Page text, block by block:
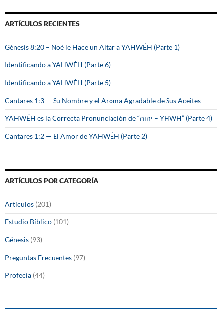
a
r
ARTÍCULOS RECIENTES
Génesis 8:20 – Noé le Hace un Altar a YAHWÉH (Parte 1)
Identificando a YAHWÉH (Parte 6)
Identificando a YAHWÉH (Parte 5)
Cantares 1:3 — Su Nombre y el Aroma Agradable de Sus Aceites
YAHWÉH es la Correcta Pronunciación de “יהוה – YHWH” (Parte 4)
Cantares 1:2 — El Amor de YAHWÉH (Parte 2)
ARTÍCULOS POR CATEGORÍA
Artículos (201)
Estudio Bíblico (101)
Génesis (93)
Preguntas Frecuentes (97)
Profecía (44)